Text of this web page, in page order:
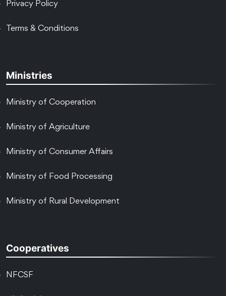
Privacy Policy
Terms & Conditions
Ministries
Ministry of Cooperation
Ministry of Agriculture
Ministry of Consumer Affairs
Ministry of Food Processing
Ministry of Rural Development
Cooperatives
NFCSF